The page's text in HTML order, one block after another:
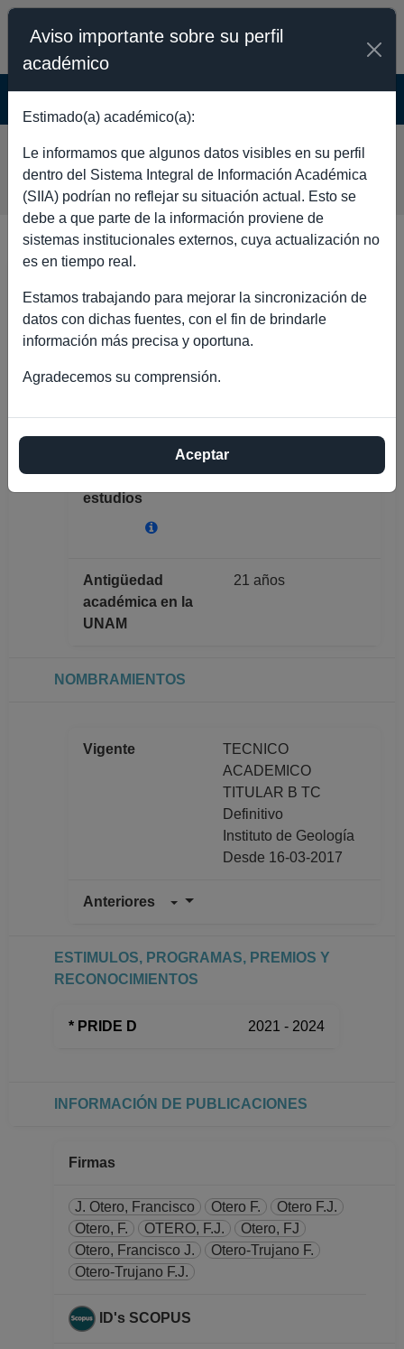
ACADÉMICA - PÚBLICO
FRANCISCO JAVIER OTERO
TRUJANO
Máximo nivel de
estudios
MAESTRÍA
Antigüedad
académica en la
UNAM
21 años
NOMBRAMIENTOS
Vigente
TECNICO
ACADEMICO
TITULAR B TC
Definitivo
Instituto de Geología
Desde 16-03-2017
Anteriores
Definitivo
hasta 15-03-2017
TITULAR A TC
TECNICO
ACADEMICO
TITULAR A TC No
ESTIMULOS, PROGRAMAS, PREMIOS Y
RECONOCIMIENTOS
* PRIDE D 2021 - 2024
INFORMACIÓN DE PUBLICACIONES
Firmas
J. Otero, Francisco Otero F.
Otero F.J.
Otero, F.
OTERO, F.J.
Otero, FJ
Otero, Francisco J.
Otero-Trujano F.
Otero-Trujano F.J.
ID's SCOPUS
Aviso importante sobre su perfil
académico
Estimado(a) académico(a):
Le informamos que algunos datos visibles en su perfil
dentro del Sistema Integral de Información Académica
(SIIA) podrían no reflejar su situación actual. Esto se
debe a que parte de la información proviene de
sistemas institucionales externos, cuya actualización no
es en tiempo real.
Estamos trabajando para mejorar la sincronización de
datos con dichas fuentes, con el fin de brindarle
información más precisa y oportuna.
Agradecemos su comprensión.
Aceptar